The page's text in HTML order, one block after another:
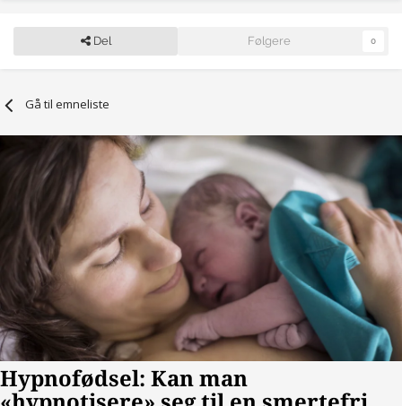
Del Følgere 0
Gå til emneliste